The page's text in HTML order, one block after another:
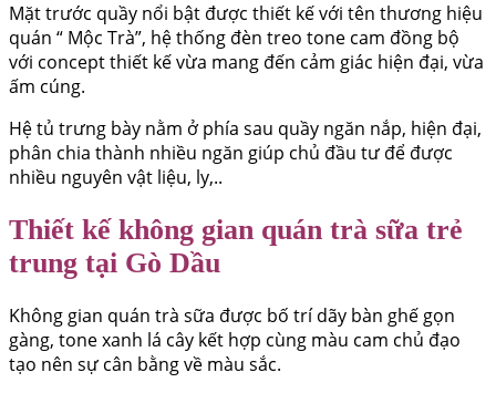
Mặt trước quầy nổi bật được thiết kế với tên thương hiệu
quán “ Mộc Trà”, hệ thống đèn treo tone cam đồng bộ
với concept thiết kế vừa mang đến cảm giác hiện đại, vừa
ấm cúng.
Hệ tủ trưng bày nằm ở phía sau quầy ngăn nắp, hiện đại,
phân chia thành nhiều ngăn giúp chủ đầu tư để được
nhiều nguyên vật liệu, ly,..
Thiết kế không gian quán trà sữa trẻ
trung tại Gò Dầu
Không gian quán trà sữa được bố trí dãy bàn ghế gọn
gàng, tone xanh lá cây kết hợp cùng màu cam chủ đạo
tạo nên sự cân bằng về màu sắc.